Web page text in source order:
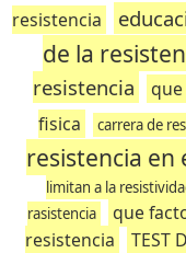
resistencia
de la
resistencia
fisica
carrera de
resistencia en
limitan a la
rasistencia
que
resistencia
TEST